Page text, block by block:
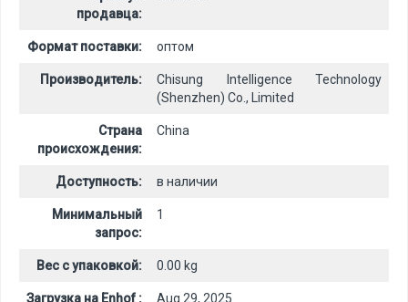
продавца:
Формат поставки: оптом
Производитель:
Chisung Intelligence Technology
(Shenzhen) Co., Limited
Страна
происхождения:
China
Доступность: в наличии
Минимальный
запрос:
1
Вес с упаковкой: 0.00 kg
Загрузка на Enhof : Aug 29, 2025